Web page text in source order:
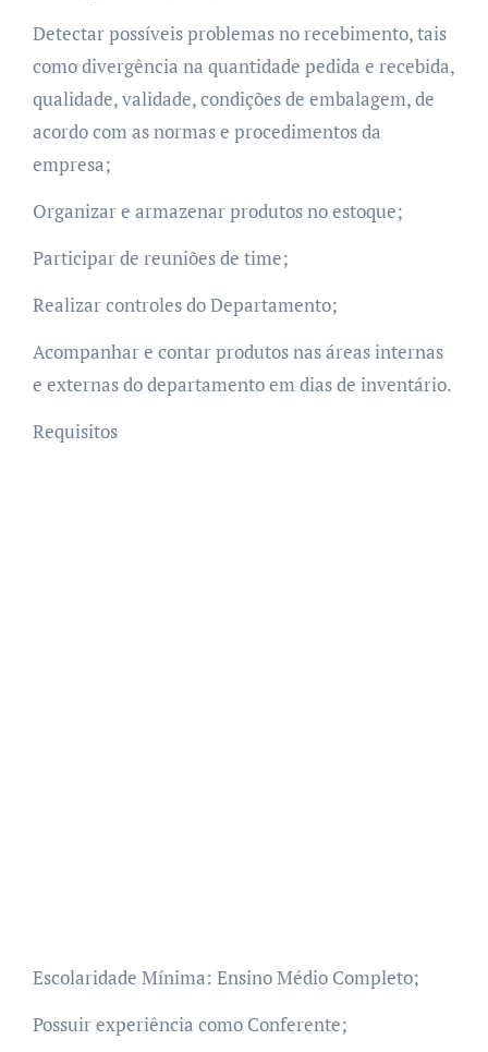
Detectar possíveis problemas no recebimento, tais
como divergência na quantidade pedida e recebida,
qualidade, validade, condições de embalagem, de
acordo com as normas e procedimentos da
empresa;
Organizar e armazenar produtos no estoque;
Participar de reuniões de time;
Realizar controles do Departamento;
Acompanhar e contar produtos nas áreas internas
e externas do departamento em dias de inventário.
Requisitos
Escolaridade Mínima: Ensino Médio Completo;
Possuir experiência como Conferente;